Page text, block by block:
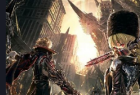
Người chơi có thể tìm